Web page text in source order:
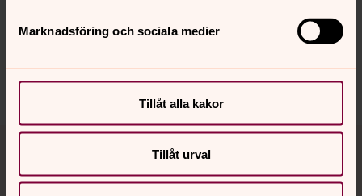
Marknadsföring och sociala medier
Tillåt alla kakor
Tillåt urval
vaxjo.pastorat@svenskakyrkan.se
Tillbaka till toppen
Tillbaka till innehållet